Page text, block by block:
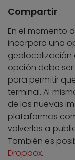
Compartir
En el momento
incorpora una
geolocalización
opción debe
para permitir
terminal. Al
de las nuevas
plataformas
volverlas a
También es
Dropbox.